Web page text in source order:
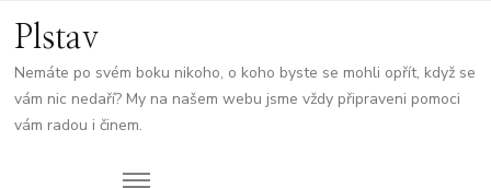
Plstav
Nemáte po svém boku nikoho, o koho byste se mohli opřít, když se
vám nic nedaří? My na našem webu jsme vždy připraveni pomoci
vám radou i činem.